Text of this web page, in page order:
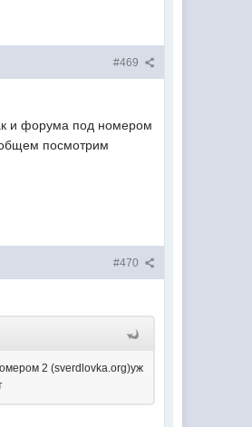
#469
и форума под номером
посмотрим
#470
2 (sverdlovka.org)уж